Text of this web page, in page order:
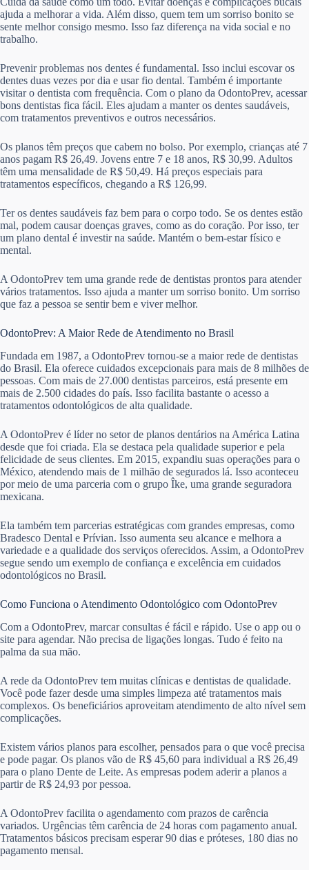
ajuda a melhorar a vida. Além disso, quem tem um sorriso bonito se
sente melhor consigo mesmo. Isso faz diferença na vida social e no
trabalho.
Prevenir problemas nos dentes é fundamental. Isso inclui escovar os
dentes duas vezes por dia e usar fio dental. Também é importante
visitar o dentista com frequência. Com o plano da OdontoPrev, acessar
bons dentistas fica fácil. Eles ajudam a manter os dentes saudáveis,
com tratamentos preventivos e outros necessários.
Os planos têm preços que cabem no bolso. Por exemplo, crianças até 7
anos pagam R$ 26,49. Jovens entre 7 e 18 anos, R$ 30,99. Adultos
têm uma mensalidade de R$ 50,49. Há preços especiais para
tratamentos específicos, chegando a R$ 126,99.
Ter os dentes saudáveis faz bem para o corpo todo. Se os dentes estão
mal, podem causar doenças graves, como as do coração. Por isso, ter
um plano dental é investir na saúde. Mantém o bem-estar físico e
mental.
A OdontoPrev tem uma grande rede de dentistas prontos para atender
vários tratamentos. Isso ajuda a manter um sorriso bonito. Um sorriso
que faz a pessoa se sentir bem e viver melhor.
OdontoPrev: A Maior Rede de Atendimento no Brasil
Fundada em 1987, a OdontoPrev tornou-se a maior rede de dentistas
do Brasil. Ela oferece cuidados excepcionais para mais de 8 milhões de
pessoas. Com mais de 27.000 dentistas parceiros, está presente em
mais de 2.500 cidades do país. Isso facilita bastante o acesso a
tratamentos odontológicos de alta qualidade.
A OdontoPrev é líder no setor de planos dentários na América Latina
desde que foi criada. Ela se destaca pela qualidade superior e pela
felicidade de seus clientes. Em 2015, expandiu suas operações para o
México, atendendo mais de 1 milhão de segurados lá. Isso aconteceu
por meio de uma parceria com o grupo Îke, uma grande seguradora
mexicana.
Ela também tem parcerias estratégicas com grandes empresas, como
Bradesco Dental e Prívian. Isso aumenta seu alcance e melhora a
variedade e a qualidade dos serviços oferecidos. Assim, a OdontoPrev
segue sendo um exemplo de confiança e excelência em cuidados
odontológicos no Brasil.
Como Funciona o Atendimento Odontológico com OdontoPrev
Com a OdontoPrev, marcar consultas é fácil e rápido. Use o app ou o
site para agendar. Não precisa de ligações longas. Tudo é feito na
palma da sua mão.
A rede da OdontoPrev tem muitas clínicas e dentistas de qualidade.
Você pode fazer desde uma simples limpeza até tratamentos mais
complexos. Os beneficiários aproveitam atendimento de alto nível sem
complicações.
Existem vários planos para escolher, pensados para o que você precisa
e pode pagar. Os planos vão de R$ 45,60 para individual a R$ 26,49
para o plano Dente de Leite. As empresas podem aderir a planos a
partir de R$ 24,93 por pessoa.
A OdontoPrev facilita o agendamento com prazos de carência
variados. Urgências têm carência de 24 horas com pagamento anual.
Tratamentos básicos precisam esperar 90 dias e próteses, 180 dias no
pagamento mensal.